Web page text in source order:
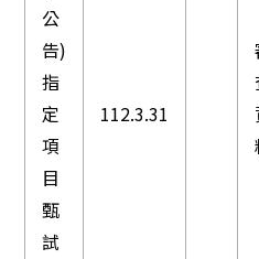
公
告)
指
定
項
目
甄
試
112.3.31